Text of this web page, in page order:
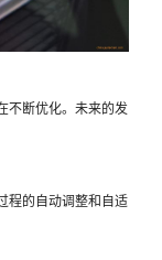
不断优化。未来的发
程的自动调整和自适